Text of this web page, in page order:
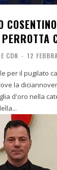
CDN - 12
per il pugilato
la
d'oro nella